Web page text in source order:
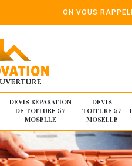
ON VOUS
DEVIS RÉPARATION
DE TOITURE 57
MOSELLE
DEVIS
TOITURE 57
MOSELLE